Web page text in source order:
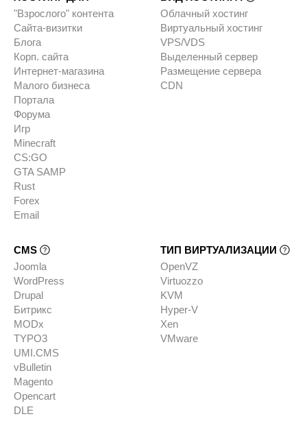
"Взрослого" контента
Сайта-визитки
Блога
Корп. сайта
Интернет-магазина
Малого бизнеса
Портала
Форума
Игр
Minecraft
CS:GO
GTA SAMP
Rust
Forex
Email
Облачный хостинг
Виртуальный хостинг
VPS/VDS
Выделенный сервер
Размещение сервера
CDN
CMS
Joomla
WordPress
Drupal
Битрикс
MODx
TYPO3
UMI.CMS
vBulletin
Magento
Opencart
DLE
ТИП ВИРТУАЛИЗАЦИИ
OpenVZ
Virtuozzo
KVM
Hyper-V
Xen
VMware